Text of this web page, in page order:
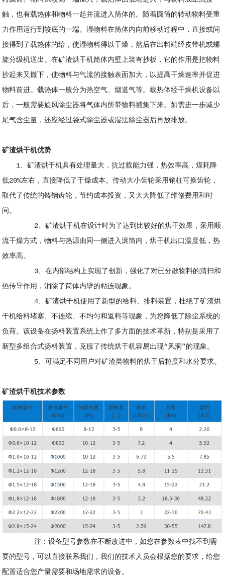
触，也有载热体和物料一起并流进入筒体的。随着圆筒的转动物料受重
力作用运行到较底的一端。湿物料在筒体内向前移动过程中，直接或间
接得到了载热体的给，使湿物料得以干燥，然后在出料端经皮带机或螺
旋分级机送出。在矿渣烘干机筒体内壁上装有抄板，它的作用是把物料
抄起来又撒下，使物料与气流的接触表面加大，以提高干燥速率并促进
物料前进。载热体一般分为热空气、烟道气等。载热体经干燥机设备以
后，一般需要旋风除尘器将气体内所带物料捕集下来。如需进一步减少
尾气含尘量，还应经过袋式除尘器或湿法除尘器后再放排放。
矿渣烘干机优势
1、矿渣烘干机具有处理量大，抗过载能力强，热效率高，煤耗降
低20%左右，直接降低了干燥成本。传动大小齿轮采用销柱可换齿轮，
取代了传统的铸钢齿轮，节约成本投资，又大大降低了维修费用和时
间。
2、矿渣烘干机在设计时为了达到比较好的烘干效果，采用顺
流干燥方式，物料与热源由同一侧进入滚筒内，烘干机出口温度低，热
效率高。
3、在内部结构上实现了创新，强化了对已分散物料的清扫和
热传导作用，消除了筒体内壁的粘连现象。
4、矿渣烘干机使用了新型的给料、排料装置，杜绝了矿渣烘
干机给料堵塞、不连续、不均匀和返料等现象，为您降低了除尘系统的
负荷。该设备在扬料装置系统上作了多方面的技术革新，特别是采用了
新型多组合式扬料装置，克服了传统烘干机容易出现“风洞”的现象。
5、可满足不同用户对矿渣类物料的烘干后粒度和水分要求。
矿渣烘干机技术参数
注：设备型号参数在不断改进中，如您在参数表中找不到需
要的型号，可以直接联系我们，我们的技术人员会根据您的要求，给您
配置适合您产量需要和场地需求的设备。